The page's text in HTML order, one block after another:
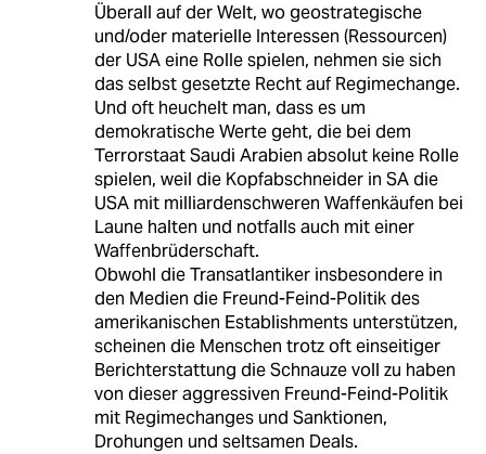
Überall auf der Welt, wo geostrategische
und/oder materielle Interessen (Ressourcen)
der USA eine Rolle spielen, nehmen sie sich
das selbst gesetzte Recht auf Regimechange.
Und oft heuchelt man, dass es um
demokratische Werte geht, die bei dem
Terrorstaat Saudi Arabien absolut keine Rolle
spielen, weil die Kopfabschneider in SA die
USA mit milliardenschweren Waffenkäufen bei
Laune halten und notfalls auch mit einer
Waffenbrüderschaft.
Obwohl die Transatlantiker insbesondere in
den Medien die Freund-Feind-Politik des
amerikanischen Establishments unterstützen,
scheinen die Menschen trotz oft einseitiger
Berichterstattung die Schnauze voll zu haben
von dieser aggressiven Freund-Feind-Politik
mit Regimechanges und Sanktionen,
Drohungen und seltsamen Deals.